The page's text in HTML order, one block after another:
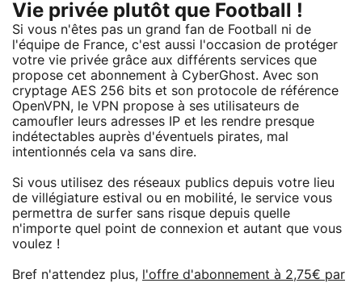
Vie privée plutôt que Football !
Si vous n'êtes pas un grand fan de Football ni de
l'équipe de France, c'est aussi l'occasion de protéger
votre vie privée grâce aux différents services que
propose cet abonnement à CyberGhost. Avec son
cryptage AES 256 bits et son protocole de référence
OpenVPN, le VPN propose à ses utilisateurs de
camoufler leurs adresses IP et les rendre presque
indétectables auprès d'éventuels pirates, mal
intentionnés cela va sans dire.
Si vous utilisez des réseaux publics depuis votre lieu
de villégiature estival ou en mobilité, le service vous
permettra de surfer sans risque depuis quelle
n'importe quel point de connexion et autant que vous
voulez !
Bref n'attendez plus,
l'offre d'abonnement à 2,75€ par